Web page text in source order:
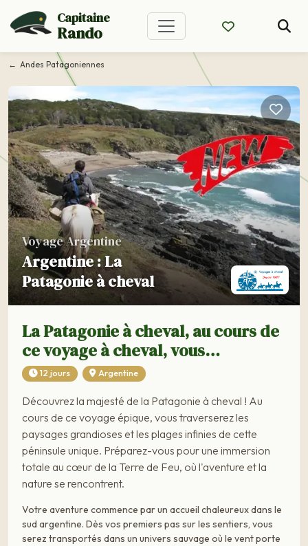
Capitaine
Rando
Andes Patagoniennes
Voyage Argentine
Argentine : La
Patagonie à cheval
La Patagonie à cheval, au cours de
ce voyage à cheval, vous…
12 jours Argentine
Découvrez la majesté de la Patagonie à cheval ! Au
cours de ce voyage épique, vous traverserez les
paysages grandioses et les plages infinies de cette
péninsule unique. Préparez-vous pour une immersion
totale au cœur de la Terre de Feu, où l'aventure et la
nature se rencontrent.
Votre aventure commence par un accueil chaleureux dans le
sud argentine. Dès vos premiers pas sur les sentiers, vous
serez transportés dans un univers sauvage où le vent porte